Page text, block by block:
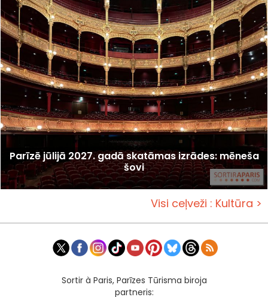
Parīzē jūlijā 2027. gadā skatāmas izrādes: mēneša
šovi
Visi ceļveži : Kultūra >
Sortir à Paris, Parīzes Tūrisma biroja
partneris: